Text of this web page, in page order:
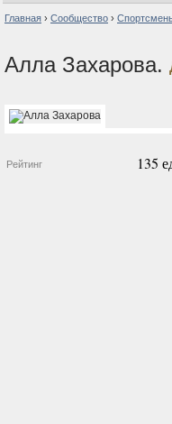
Главная › Сообщество ›
Алла Захарова.
Рейтинг 135